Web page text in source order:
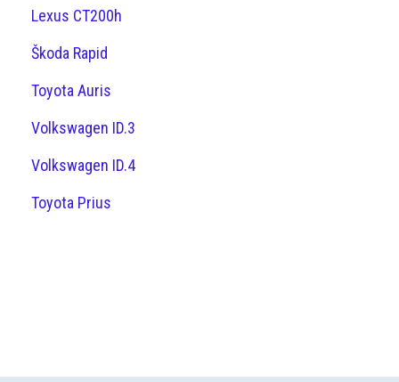
Lexus CT200h
Škoda Rapid
Toyota Auris
Volkswagen ID.3
Volkswagen ID.4
Toyota Prius